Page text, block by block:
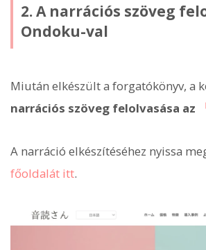
2. A narrációs szöveg
Ondoku-val
Miután elkészült a forgatókönyv, a
narrációs szöveg felolvasása az
A narráció elkészítéséhez nyissa
főoldalát itt.